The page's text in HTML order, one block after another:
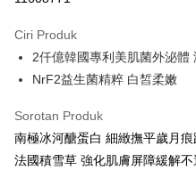
JKOPAY
Easy Wallet
Google Pay
AFTEE
Deskripsi
Ciri Produk
2仟億韓國專利美肌菌外泌體
NrF2益生菌精粹 白皙柔嫩
Sorotan Produk
南極冰河醣蛋白 細緻撫平歲月痕
法國積雪草 強化肌膚屏障緩解不